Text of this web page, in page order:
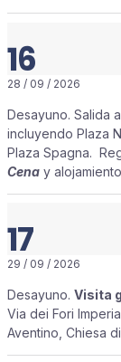
16
28 / 09 / 2026
Desayuno. Salida
incluyendo Plaza
Plaza Spagna.
Cena y
17
29 / 09 / 2026
Desayuno. Visita
Via dei Fori
Aventino, Chiesa